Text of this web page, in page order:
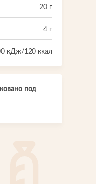
20 г
4 г
кДж/120 ккал
под